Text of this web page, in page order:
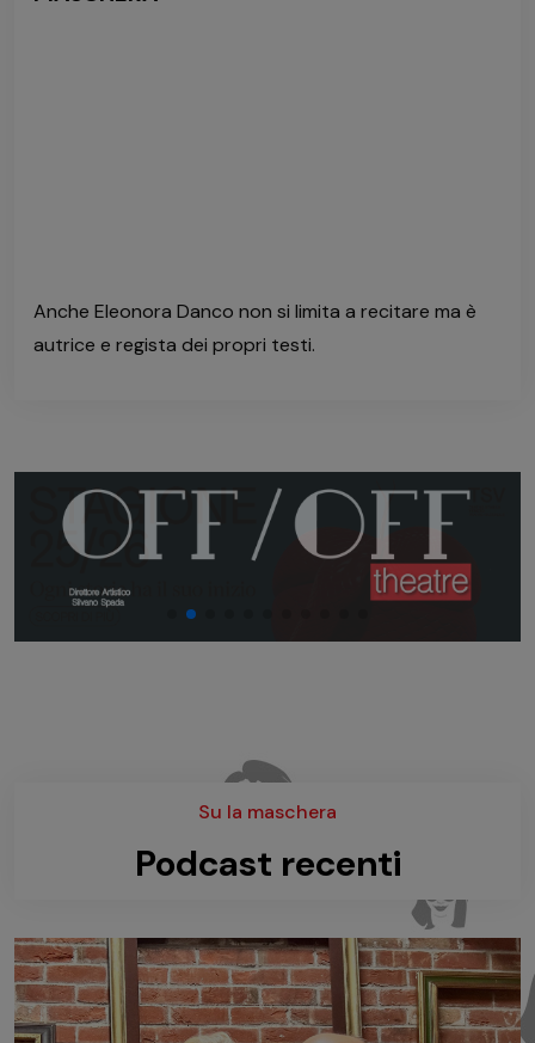
Anche Eleonora Danco non si limita a recitare ma è
autrice e regista dei propri testi.
Su la maschera
Podcast recenti